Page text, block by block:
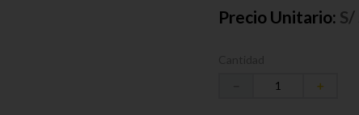
Precio Unitario: S/
＋